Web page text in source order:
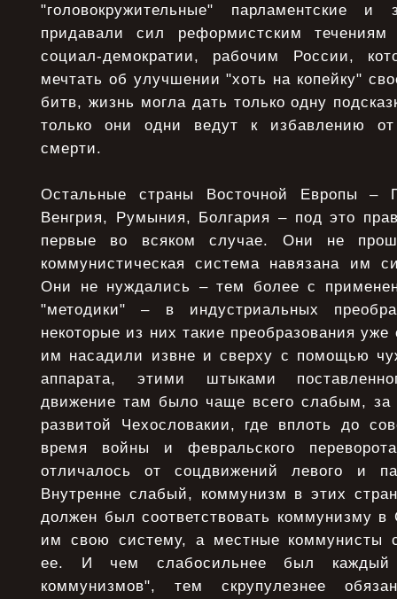
"головокружительные" парламентские и
придавали сил реформистским
социал-демократии, рабочим России,
мечтать об улучшении "хоть на копейку"
битв, жизнь могла дать только одну
только они одни ведут к избавлению
смерти.
Остальные страны Восточной Европы –
Венгрия, Румыния, Болгария – под это
первые во всяком случае. Они не
коммунистическая система навязана им
Они не нуждались – тем более с
"методики" – в индустриальных
некоторые из них такие преобразования
им насадили извне и сверху с помощью
аппарата, этими штыками
движение там было чаще всего слабым, за
развитой Чехословакии, где вплоть до
время войны и февральского
отличалось от соцдвижений левого и
Внутренне слабый, коммунизм в этих
должен был соответствовать коммунизму
им свою систему, а местные коммунисты
ее. И чем слабосильнее был каждый
коммунизмов", тем скрупулезнее